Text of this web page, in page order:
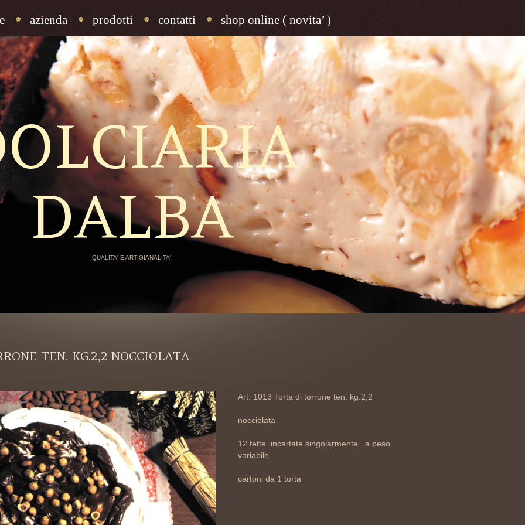
azienda prodotti contatti shop online ( novita’ )
DALBA
QUALITA' E ARTIGIANALITA'
TEN. KG.2,2 NOCCIOLATA
Art. 1013 Torta di torrone ten. kg.2,2
nocciolata
12 fette incartate singolarmente a peso
variabile
cartoni da 1 torta